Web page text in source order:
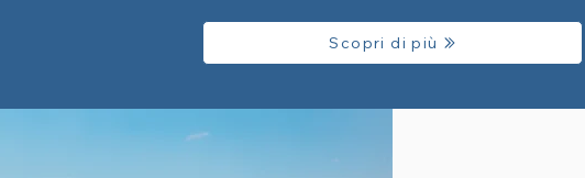
Scopri di più